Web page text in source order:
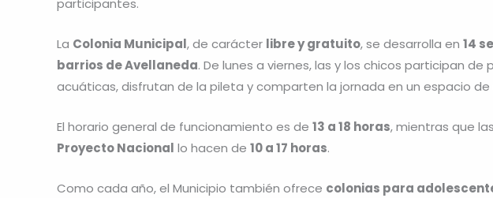
participantes.
La Colonia Municipal, de carácter libre y gratuito, se desarrolla en 14
barrios de Avellaneda. De lunes a viernes, las y los chicos participan
acuáticas, disfrutan de la pileta y comparten la jornada en un espacio de
El horario general de funcionamiento es de 13 a 18 horas, mientras que
Proyecto Nacional lo hacen de 10 a 17 horas.
Como cada año, el Municipio también ofrece colonias para